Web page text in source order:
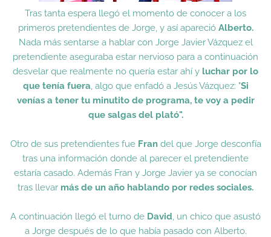
Tras tanta espera llegó el momento de conocer a los
primeros pretendientes de Jorge, y así apareció Alberto.
Nada más sentarse a hablar con Jorge Javier Vázquez el
pretendiente aseguraba estar nervioso para a continuación
desvelar que realmente no quería estar ahí y luchar por lo
que tenía fuera, algo que enfadó a Jesús Vázquez: "Si
venías a tener tu minutito de programa, te voy a pedir
que salgas del plató".
Otro de sus pretendientes fue Fran del que Jorge desconfía
tras una información donde al parecer el pretendiente
estaría casado. Además Fran y Jorge Javier ya se conocían
tras llevar más de un año hablando por redes sociales.
A continuación llegó el turno de David, un chico que asustó
a Jorge después de lo que había pasado con Alberto.